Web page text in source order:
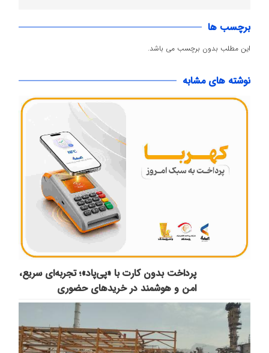
برچسب ها
این مطلب بدون برچسب می باشد.
نوشته های مشابه
پرداخت بدون کارت با «پی‌پاد»؛ تجربه‌ای سریع،
امن و هوشمند در خریدهای حضوری